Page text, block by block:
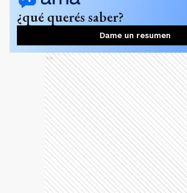
¿qué querés saber?
Dame un resumen
Ads